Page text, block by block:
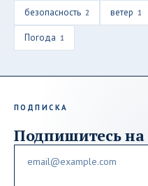
безопасность 2 ветер 1
Погода 1
ПОДПИСКА
Подпишитесь на